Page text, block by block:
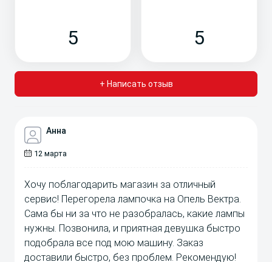
+ Написать отзыв
5 5
Анна
12 марта
Хочу поблагодарить магазин за отличный
сервис! Перегорела лампочка на Опель Вектра.
Сама бы ни за что не разобралась, какие лампы
нужны. Позвонила, и приятная девушка быстро
подобрала все под мою машину. Заказ
доставили быстро, без проблем. Рекомендую!